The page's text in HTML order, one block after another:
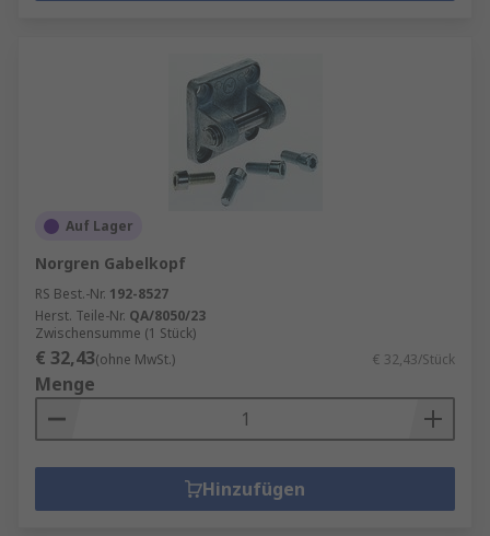
Auf Lager
Norgren Gabelkopf
RS Best.-Nr. 192-8527
Herst. Teile-Nr. QA/8050/23
Zwischensumme (1 Stück)
€ 32,43(ohne MwSt.) € 32,43/Stück
Menge
Hinzufügen